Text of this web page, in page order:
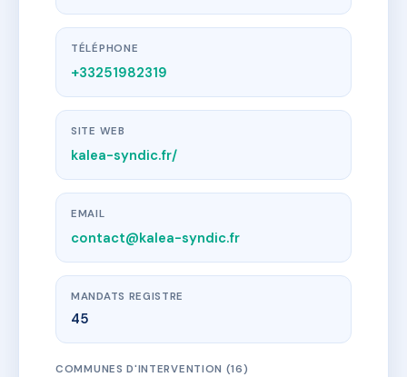
TÉLÉPHONE
+33251982319
SITE WEB
kalea-syndic.fr/
EMAIL
contact@kalea-syndic.fr
MANDATS REGISTRE
45
COMMUNES D'INTERVENTION (16)